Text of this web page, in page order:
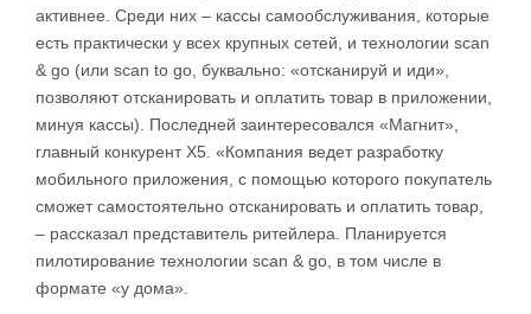
активнее. Среди них – кассы самообслуживания, которые
есть практически у всех крупных сетей, и технологии scan
& go (или scan to go, буквально: «отсканируй и иди»,
позволяют отсканировать и оплатить товар в приложении,
минуя кассы). Последней заинтересовался «Магнит»,
главный конкурент X5. «Компания ведет разработку
мобильного приложения, с помощью которого покупатель
сможет самостоятельно отсканировать и оплатить товар,
– рассказал представитель ритейлера. Планируется
пилотирование технологии scan & go, в том числе в
формате «у дома».